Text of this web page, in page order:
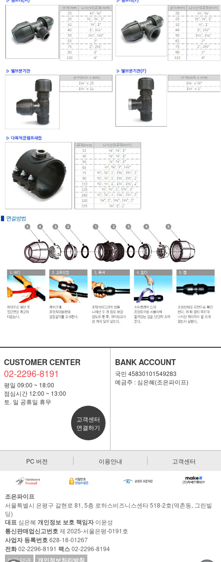
CUSTOMER CENTER
02-2296-8191
평일 09:00 ~ 18:00
점심시간 12:00 ~ 13:00
토. 일 공휴일 휴무
고객센터
연결하기
BANK ACCOUNT
국민 45830101549283
예금주 : 심은혜(조은파이프)
PC 버전 이용안내 고객센터
조은파이프
서울특별시 은평구 갈현로 81, 5층 로하스비즈니스센타 518-2호(역촌동, 그린빌
딩)
대표 심은혜 개인정보 보호 책임자이윤성
통신판매업신고번호제 2025-서울은평-0191호
사업자 등록번호628-18-01267
전화02-2296-8191 팩스02-2296-8194
이용약관
개인정보처리방침